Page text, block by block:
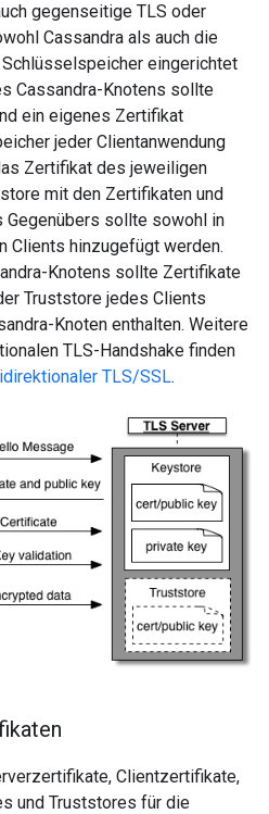
gegenseitige TLS oder
Cassandra als auch die
eingerichtet
Cassandra-Knotens sollte
ein eigenes Zertifikat
jeder Clientanwendung
Zertifikat des jeweiligen
mit den Zertifikaten und
sollte sowohl in
Clients hinzugefügt werden.
Knotens sollte Zertifikate
Truststore jedes Clients
Knoten enthalten. Weitere
TLS-Handshake finden
TLS/SSL.
Clientzertifikate,
und Truststores für die